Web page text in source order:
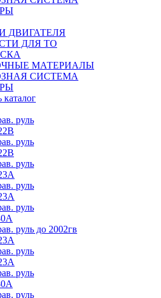
ДВИГАТЕЛЯ
ДЛЯ ТО
МАТЕРИАЛЫ
СИСТЕМА
каталог
руль
руль
руль
руль
руль
руль до 2002гв
руль
руль
руль